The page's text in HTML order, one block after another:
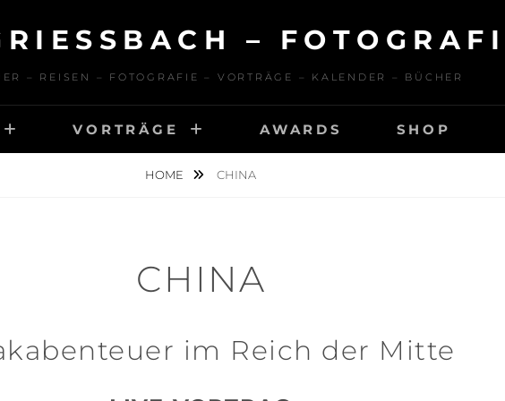
– FOTOGRAFIE
– REISEN – FOTOGRAFIE – VORTRÄGE – KALENDER – BÜCHER
VORTRÄGE AWARDS SHOP
HOME CHINA
CHINA
im Reich der Mitte